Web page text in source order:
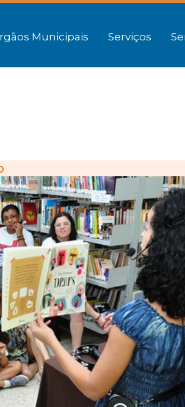
Municipais Serviços